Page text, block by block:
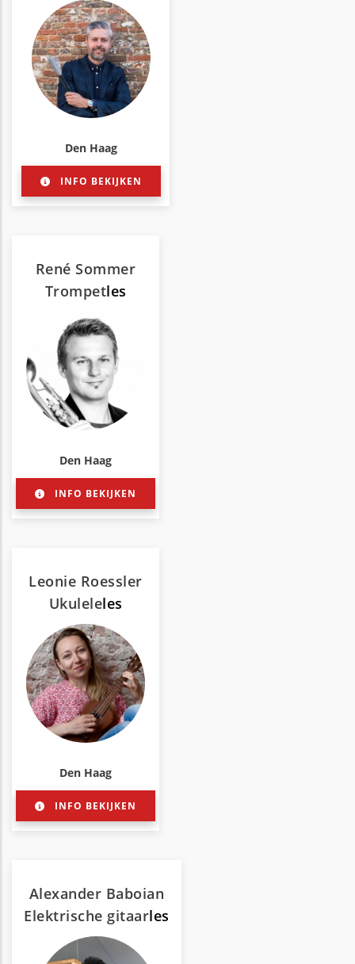
Den Haag
INFO BEKIJKEN
René Sommer
Trompetles
Den Haag
INFO BEKIJKEN
Leonie Roessler
Ukuleleles
Den Haag
INFO BEKIJKEN
Alexander Baboian
Elektrische gitaarles